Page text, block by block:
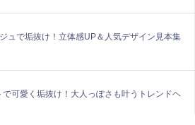
ュで垢抜け！立体感UP＆人気デザイン見本集
で可愛く垢抜け！大人っぽさも叶うトレンドヘ